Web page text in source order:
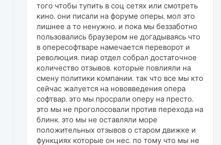
того чтобы тупить в соц сетях или смотреть
кино. они писали на форуме оперы. мол это
лишнее а то ненужно. и пока мы беззаботно
пользовались браузером не догадываясь что
в опересофтваре намечается переворот и
революция. пиар отдел собрал достаточное
количество отзывов. которые повлияли на
смену политики компании. так что все мы кто
сейчас жалуется на нововведения опера
софтвар. это мы просрали оперу на престо.
это мы не проголосовали против перехода на
блинк. это мы не оставляли море
положительных отзывов о старом движке и
функциях которые он нес. по тому что мы не